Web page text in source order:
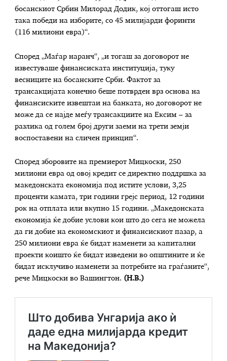
босанскиот Србин Милорад Додик, кој оттогаш исто
така победи на изборите, со 45 милијарди форинти
(116 милиони евра)“.
Според „Маѓар наранч“, „и тогаш за договорот не
известуваше финансиската институција, туку
весниците на босанските Срби. Фактот за
трансакцијата конечно беше потврден врз основа на
финансиските извештаи на банката, но договорот не
може да се најде меѓу трансакциите на Ексим – за
разлика од голем број други заеми на трети земји
воспоставени на сличен принцип“.
Според зборовите на премиерот Мицкоски, 250
милиони евра од овој кредит се директно поддршка за
македонската економија под истите услови, 3,25
проценти камата, три години грејс период, 12 години
рок на отплата или вкупно 15 години. „Македонската
економија ќе добие услови кои што до сега не можела
да ги добие на економскиот и финансискиот пазар, а
250 милиони евра ќе бидат наменети за капитални
проекти коишто ќе бидат изведени во општините и ќе
бидат исклучиво наменети за потребите на граѓаните“,
рече Мицкоски во Вашингтон. (Н.В.)